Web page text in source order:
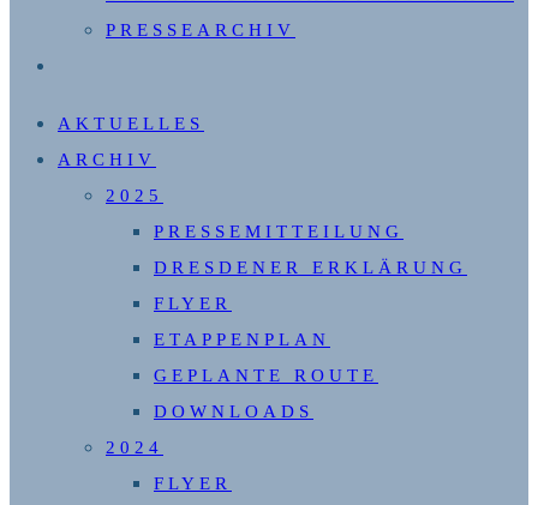
PRESSEARCHIV
UMSCHALTEN
AKTUELLES
ARCHIV
2025
PRESSEMITTEILUNG
DRESDENER ERKLÄRUNG
FLYER
ETAPPENPLAN
GEPLANTE ROUTE
DOWNLOADS
2024
FLYER